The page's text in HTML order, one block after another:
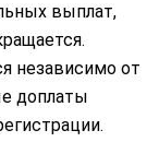
выплат,
независимо от
доплаты